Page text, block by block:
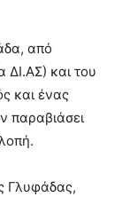
από
και του
και ένας
παραβιάσει
Γλυφάδας,